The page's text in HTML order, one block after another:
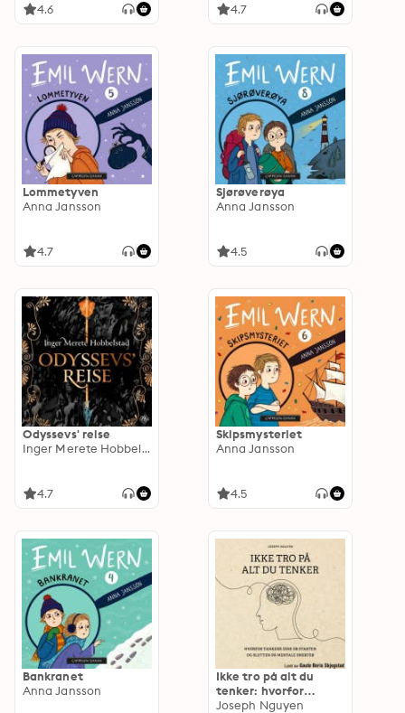
4.6 4.7
Lommetyven
Anna Jansson
4.7
Sjørøverøya
Anna Jansson
4.5
Odyssevs' reise
Inger Merete Hobbelstad
4.7
Skipsmysteriet
Anna Jansson
4.5
Bankranet
Anna Jansson
Ikke tro på alt du
tenker: hvorfor
tankene dine er
Joseph Nguyen